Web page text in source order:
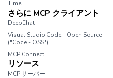
Time
さらに MCP クライアント
DeepChat
Visual Studio Code - Open Source
("Code - OSS")
MCP Connect
リソース
MCP サーバー